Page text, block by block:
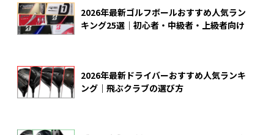
2026年最新ゴルフボールおすすめ人気ラン
キング25選｜初心者・中級者・上級者向け
2026年最新ドライバーおすすめ人気ランキ
ング｜飛ぶクラブの選び方